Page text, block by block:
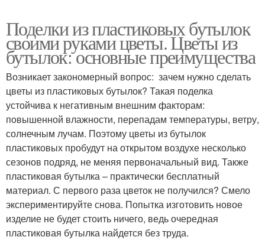
Поделки из пластиковых бутылок
своими руками цветы. Цветы из
бутылок: основные преимущества
Возникает закономерный вопрос: зачем нужно сделать
цветы из пластиковых бутылок? Такая поделка
устойчива к негативным внешним факторам:
повышенной влажности, перепадам температуры, ветру,
солнечным лучам. Поэтому цветы из бутылок
пластиковых пробудут на открытом воздухе несколько
сезонов подряд, не меняя первоначальный вид. Также
пластиковая бутылка – практически бесплатный
материал. С первого раза цветок не получился? Смело
экспериментируйте снова. Попытка изготовить новое
изделие не будет стоить ничего, ведь очередная
пластиковая бутылка найдется без труда.